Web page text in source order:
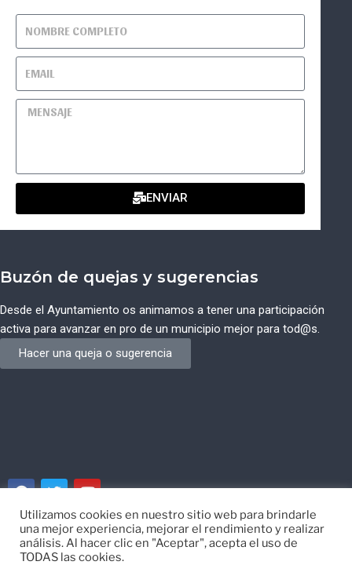
ENVIAR
Buzón de quejas y sugerencias
Desde el Ayuntamiento os animamos a tener una participación
activa para avanzar en pro de un municipio mejor para tod@s.
Hacer una queja o sugerencia
© Ayuntamiento de Campos del Río de Murcia
Utilizamos cookies en nuestro sitio web para brindarle
una mejor experiencia, mejorar el rendimiento y realizar
análisis. Al hacer clic en "Aceptar", acepta el uso de
TODAS las cookies.